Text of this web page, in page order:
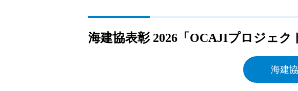
海建協表彰 2026「OCAJIプロジェク
海建